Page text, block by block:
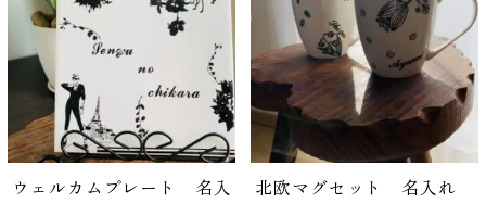
ウェルカムプレート 名入
北欧マグセット 名入れ